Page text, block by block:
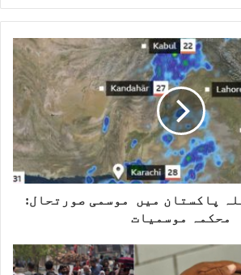
b
s
i
t
e
پاکستان میں موسمی صورتحال:
محکمہ موسمیات